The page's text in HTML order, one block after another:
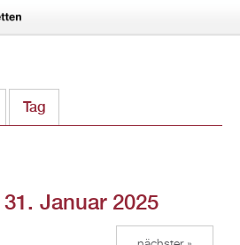
Tag
Januar 2025